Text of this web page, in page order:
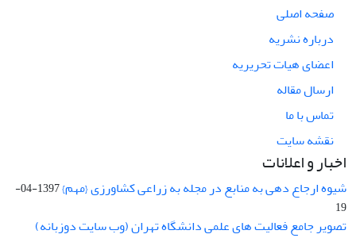
صفحه اصلی
درباره نشریه
اعضای هیات تحریریه
ارسال مقاله
تماس با ما
نقشه سایت
اخبار و اعلانات
شیوه ارجاع دهی به منابع در مجله به زراعی کشاورزی {مهم}
1397-04-
19
تصویر جامع فعالیت های علمی دانشگاه تهران (وب سایت دوزبانه)